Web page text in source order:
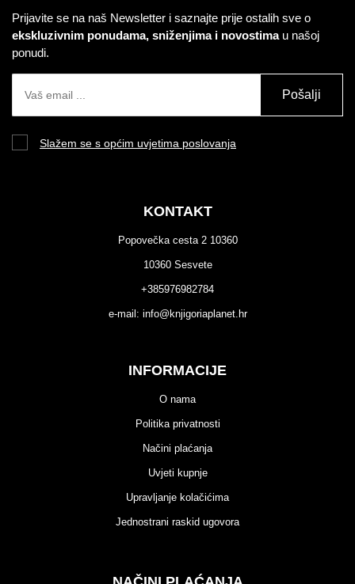
Prijavite se na naš Newsletter i saznajte prije ostalih sve o
ekskluzivnim ponudama, sniženjima i novostimau našoj
ponudi.
Pošalji
Slažem se s općim uvjetima poslovanja
KONTAKT
Popovečka cesta 2 10360
10360 Sesvete
+385976982784
e-mail: info@knjigoriaplanet.hr
INFORMACIJE
O nama
Politika privatnosti
Načini plaćanja
Uvjeti kupnje
Upravljanje kolačićima
Jednostrani raskid ugovora